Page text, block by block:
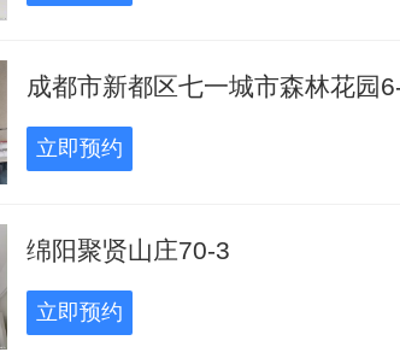
成都市新都区七一城市森林花园
立即预约
绵阳聚贤山庄70-3
立即预约